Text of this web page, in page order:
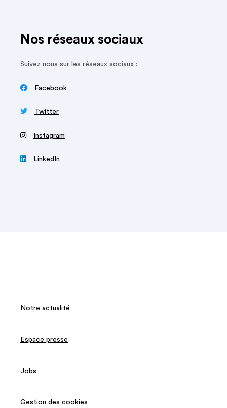
Nos réseaux sociaux
Suivez nous sur les réseaux sociaux :
 Facebook
 Twitter
‍ Instagram
 LinkedIn
Notre actualité
Espace presse
Jobs
Gestion des cookies